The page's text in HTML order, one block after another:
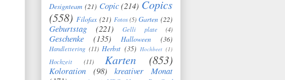
Designteam (21) Copic (214) Copics
(558) Filofax (21) Fotos (5) Garten (22)
Geburtstag (221) Gelli plate (4)
Geschenke (135) Halloween (36)
Handlettering (11) Herbst (35) Hochbeet (1)
Hochzeit (11) Karten (853)
Koloration (98)
kreativer Monat